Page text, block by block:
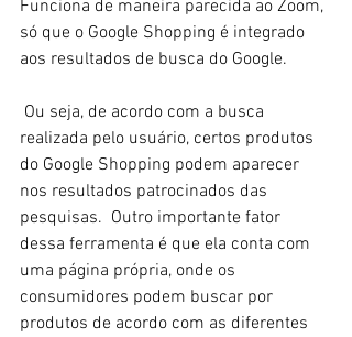
Funciona de maneira parecida ao Zoom,
só que o Google Shopping é integrado
aos resultados de busca do Google.
realizada pelo usuário, certos produtos
do Google Shopping podem aparecer
nos resultados patrocinados das
pesquisas.  Outro importante fator
dessa ferramenta é que ela conta com
uma página própria, onde os
consumidores podem buscar por
produtos de acordo com as diferentes